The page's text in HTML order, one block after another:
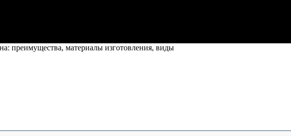
преимущества, материалы изготовления, виды